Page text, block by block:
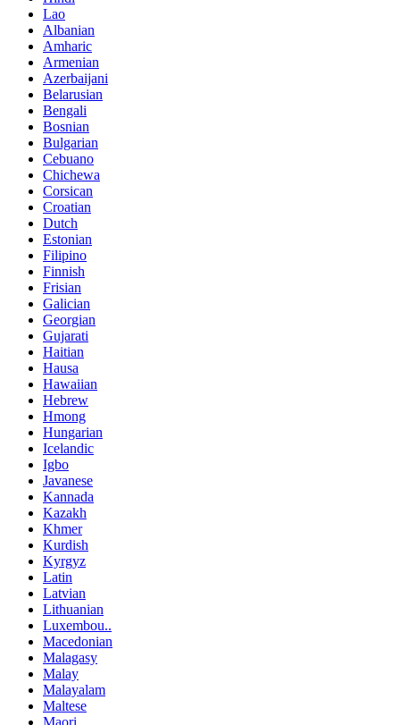
Lao
Albanian
Amharic
Armenian
Azerbaijani
Belarusian
Bengali
Bosnian
Bulgarian
Cebuano
Chichewa
Corsican
Croatian
Dutch
Estonian
Filipino
Finnish
Frisian
Galician
Georgian
Gujarati
Haitian
Hausa
Hawaiian
Hebrew
Hmong
Hungarian
Icelandic
Igbo
Javanese
Kannada
Kazakh
Khmer
Kurdish
Kyrgyz
Latin
Latvian
Lithuanian
Luxembou..
Macedonian
Malagasy
Malay
Malayalam
Maltese
Maori